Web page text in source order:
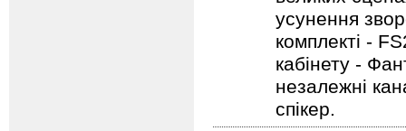
усунення
комплекті -
кабінету -
незалежні
спікер.